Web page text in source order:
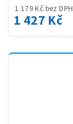
1 179 Kč bez DPH
1 427 Kč